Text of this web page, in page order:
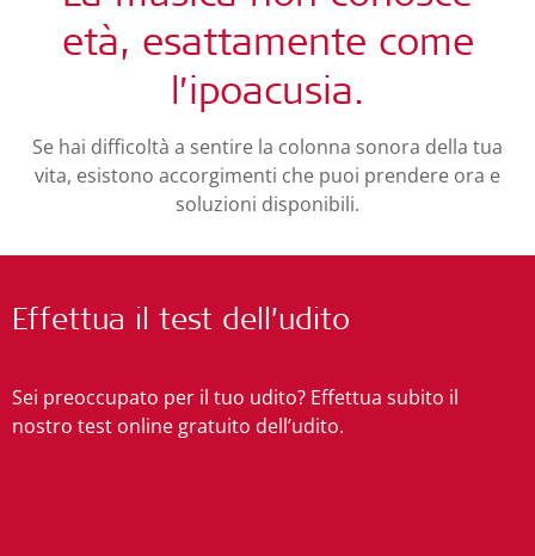
età, esattamente come
l’ipoacusia.
Se hai difficoltà a sentire la colonna sonora della tua
vita, esistono accorgimenti che puoi prendere ora e
soluzioni disponibili.
Effettua il test dell’udito
Sei preoccupato per il tuo udito? Effettua subito il
nostro test online gratuito dell’udito.